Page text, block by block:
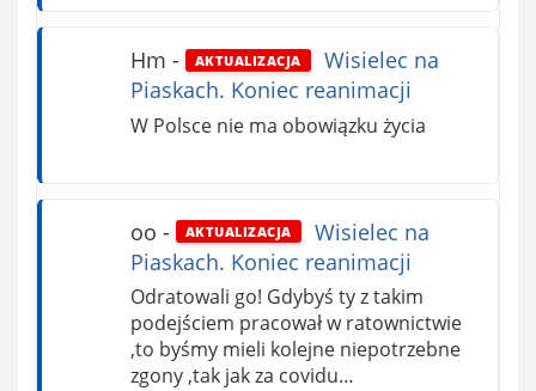
Hm - AKTUALIZACJA
Wisielec na
Piaskach. Koniec reanimacji
W Polsce nie ma obowiązku życia
oo - AKTUALIZACJA
Wisielec na
Piaskach. Koniec reanimacji
Odratowali go! Gdybyś ty z takim
podejściem pracował w ratownictwie
,to byśmy mieli kolejne niepotrzebne
zgony ,tak jak za covidu…